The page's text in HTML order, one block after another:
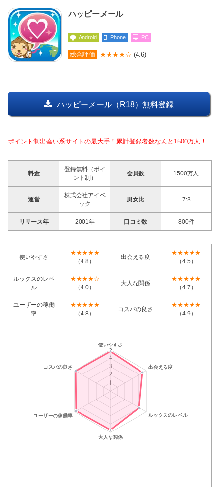
ハッピーメール
Android iPhone PC
総合評価 ★★★★☆ (4.6)
ハッピーメール（R18）無料登録
ポイント制出会い系サイトの最大手！累計登録者数なんと1500万人！
料金
登録無料（ポイ
ント制）
会員数 1500万人
運営
株式会社アイベ
ック
男女比 7:3
リリース年 2001年 口コミ数 800件
使いやすさ
★★★★★
（4.8）
出会える度
★★★★★
（4.5）
ルックスのレベ
ル
★★★★☆
（4.0）
大人な関係
★★★★★
（4.7）
ユーザーの稼働
率
★★★★★
（4.8）
コスパの良さ
★★★★★
（4.9）